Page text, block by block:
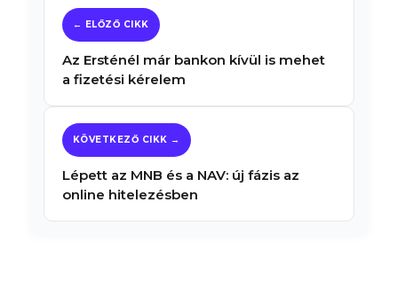
Az Ersténél már bankon kívül is mehet
a fizetési kérelem
Lépett az MNB és a NAV: új fázis az
online hitelezésben